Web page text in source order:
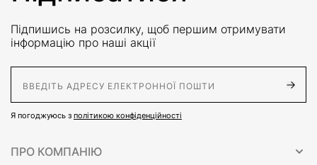
Підпишись на розсилку, щоб першим отримувати
інформацію про наші акції
Я погоджуюсь з політикою конфіденційності
ПРО КОМПАНІЮ